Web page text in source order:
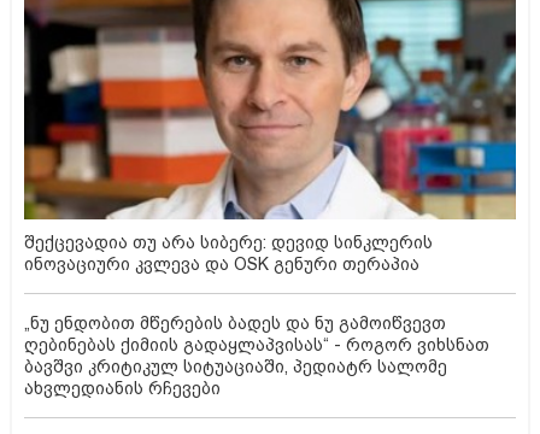
შექცევადია თუ არა სიბერე: დევიდ სინკლერის
ინოვაციური კვლევა და OSK გენური თერაპია
„ნუ ენდობით მწერების ბადეს და ნუ გამოიწვევთ
ღებინებას ქიმიის გადაყლაპვისას“ - როგორ ვიხსნათ
ბავშვი კრიტიკულ სიტუაციაში, პედიატრ სალომე
ახვლედიანის რჩევები